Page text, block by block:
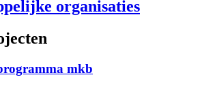
organisaties
mkb